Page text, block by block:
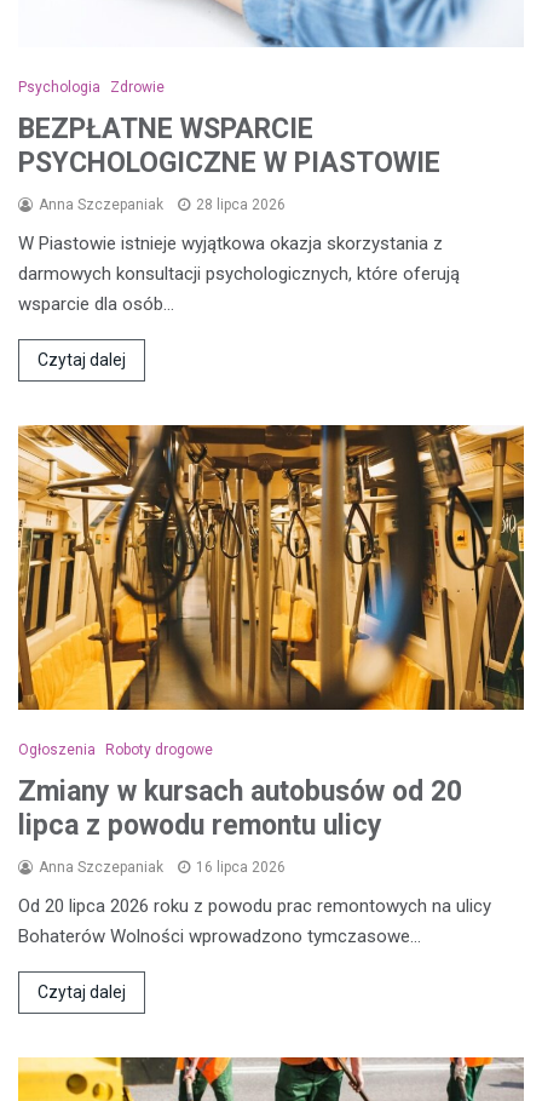
Psychologia Zdrowie
BEZPŁATNE WSPARCIE
PSYCHOLOGICZNE W PIASTOWIE
Anna Szczepaniak 28 lipca 2026
W Piastowie istnieje wyjątkowa okazja skorzystania z
darmowych konsultacji psychologicznych, które oferują
wsparcie dla osób…
Czytaj dalej
Ogłoszenia Roboty drogowe
Zmiany w kursach autobusów od 20
lipca z powodu remontu ulicy
Anna Szczepaniak 16 lipca 2026
Od 20 lipca 2026 roku z powodu prac remontowych na ulicy
Bohaterów Wolności wprowadzono tymczasowe…
Czytaj dalej